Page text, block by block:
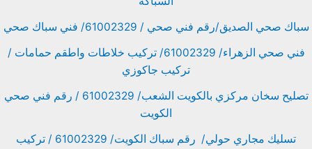
سباك صحي الصديق/رقم فني صحي / 61002329/ فني سباك صحي
فني صحي الزهراء/ 61002329/ تركيب خلاطات واطقم حمامات /
تركيب جاكوزي
تصليح سخان مركزي بالكويت الشعب/ 61002329 / رقم فني صحي
الكويت
تسليك مجاري حولي/ رقم سباك الكويت/ 61002329 / تركيب